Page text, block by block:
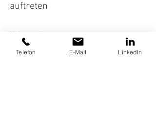
auftreten
Mehr anzeigen
Telefon E-Mail LinkedIn